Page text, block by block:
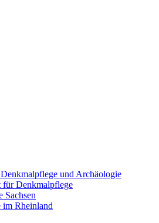
und Archäologie
für Denkmalpflege
Sachsen
Rheinland